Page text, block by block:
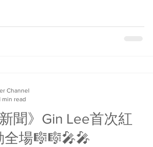
新聞》Gin Lee首次紅
場🎼🎼🎤🎤
Channel
min read